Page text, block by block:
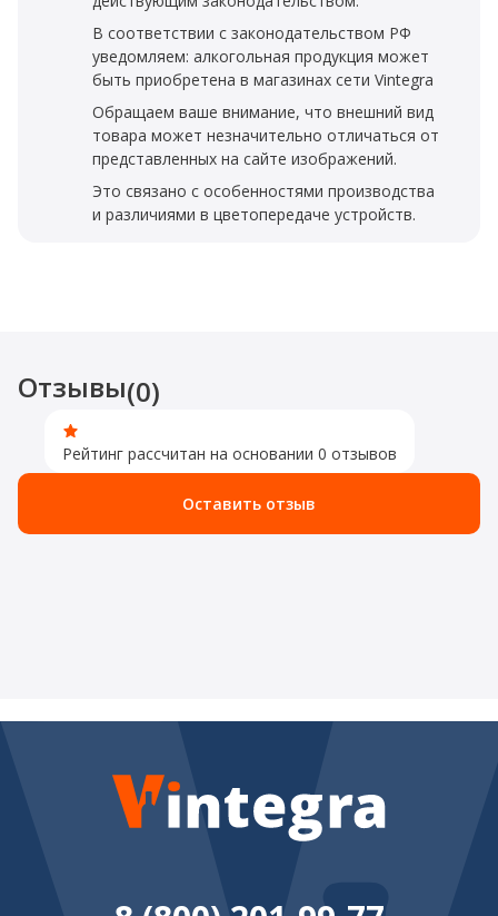
В соответствии с законодательством РФ
уведомляем: алкогольная продукция может
быть приобретена в магазинах сети Vintegra
Обращаем ваше внимание, что внешний вид
товара может незначительно отличаться от
представленных на сайте изображений.
Это связано с особенностями производства
и различиями в цветопередаче устройств.
Отзывы(0)
Рейтинг рассчитан на основании 0 отзывов
Оставить отзыв